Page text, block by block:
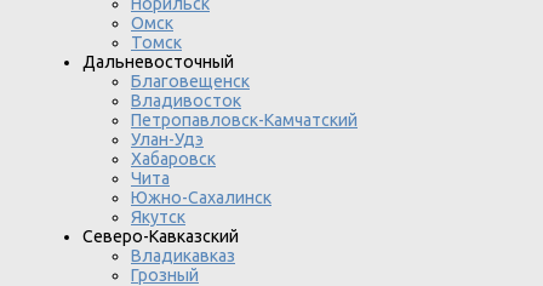
Омск
Томск
Дальневосточный
Благовещенск
Владивосток
Петропавловск-Камчатский
Улан-Удэ
Хабаровск
Чита
Южно-Сахалинск
Якутск
Северо-Кавказский
Владикавказ
Грозный